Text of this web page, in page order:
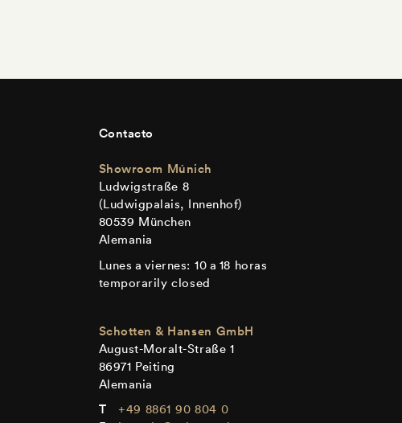
Contacto
Showroom Múnich
Ludwigstraße 8
(Ludwigpalais, Innenhof)
80539 München
Alemania
Lunes a viernes: 10 a 18 horas
temporarily closed
Schotten & Hansen GmbH
August-Moralt-Straße 1
86971 Peiting
Alemania
+49 8861 90 804 0